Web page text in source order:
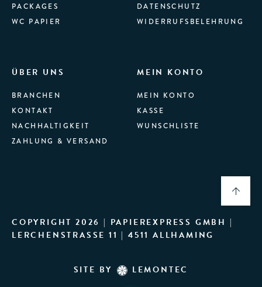
PACKAGES
WC PAPIER
DATENSCHUTZ
WIDERRUFSBELEHRUNG
ÜBER UNS
BRANCHEN
KONTAKT
NACHHALTIGKEIT
ZAHLUNG & VERSAND
MEIN KONTO
MEIN KONTO
KASSE
WUNSCHLISTE
COPYRIGHT 2026 | PAPIEREXPRESS GMBH |
LERCHENSTRASSE 11 | 4511 ALLHAMING
SITE BY LEMONTEC